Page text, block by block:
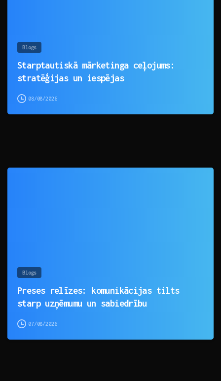
Blogs
Starptautiskā mārketinga ceļojums:
stratēģijas un iespējas
08/08/2026
Blogs
Preses relīzes: komunikācijas tilts
starp uzņēmumu un sabiedrību
07/08/2026